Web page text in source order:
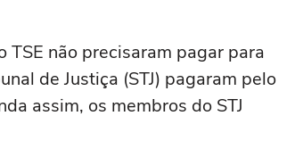
TSE não precisaram pagar para
de Justiça (STJ) pagaram pelo
assim, os membros do STJ